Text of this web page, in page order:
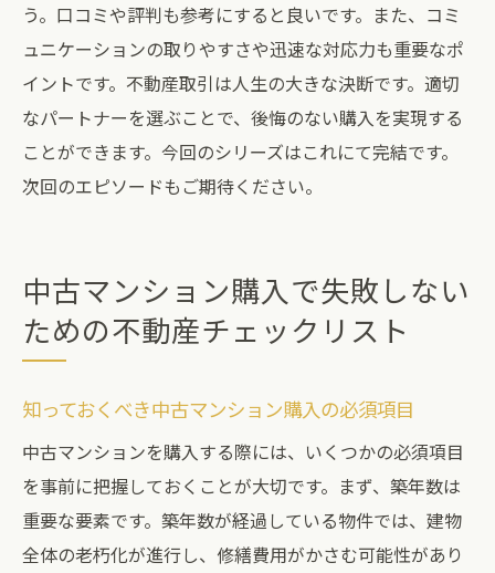
う。口コミや評判も参考にすると良いです。また、コミ
ュニケーションの取りやすさや迅速な対応力も重要なポ
イントです。不動産取引は人生の大きな決断です。適切
なパートナーを選ぶことで、後悔のない購入を実現する
ことができます。今回のシリーズはこれにて完結です。
次回のエピソードもご期待ください。
中古マンション購入で失敗しない
ための不動産チェックリスト
知っておくべき中古マンション購入の必須項目
中古マンションを購入する際には、いくつかの必須項目
を事前に把握しておくことが大切です。まず、築年数は
重要な要素です。築年数が経過している物件では、建物
全体の老朽化が進行し、修繕費用がかさむ可能性があり